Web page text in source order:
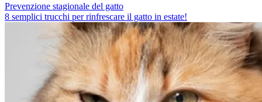
Prevenzione stagionale del gatto
8 semplici trucchi per rinfrescare il gatto in estate!